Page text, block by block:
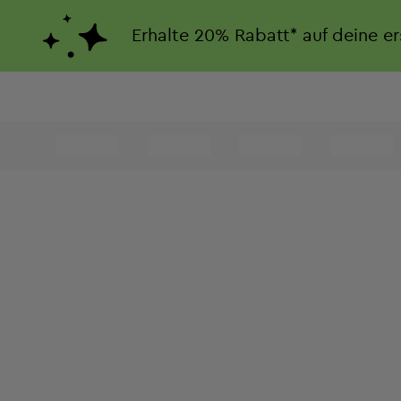
Erhalte 20% Rabatt* auf deine